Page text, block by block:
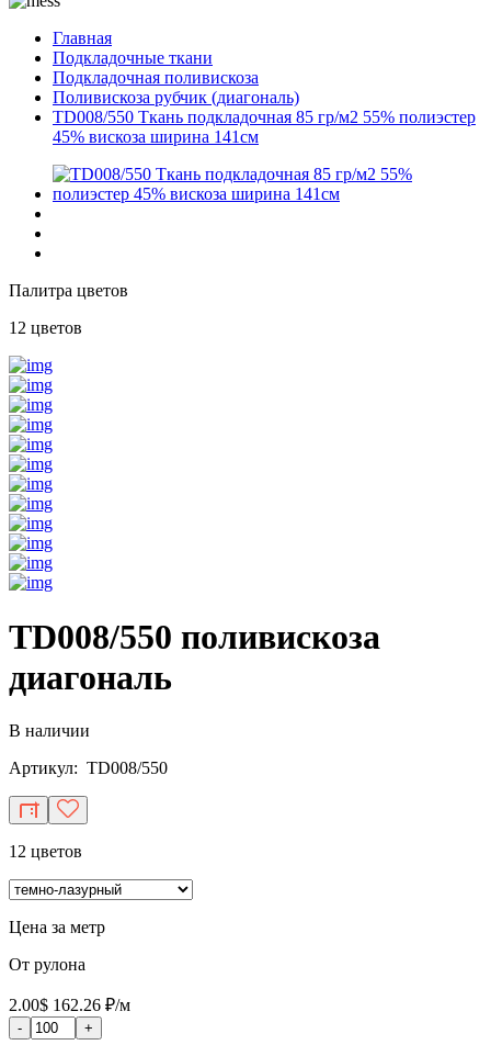
Главная
Подкладочные ткани
Подкладочная поливискоза
Поливискоза рубчик (диагональ)
TD008/550 Ткань подкладочная 85 гр/м2 55% полиэстер
45% вискоза ширина 141см
Палитра цветов
12 цветов
TD008/550 поливискоза
диагональ
В наличии
Артикул: TD008/550
12 цветов
Цена за метр
От рулона
2.00$ 162.26 ₽/м
- +